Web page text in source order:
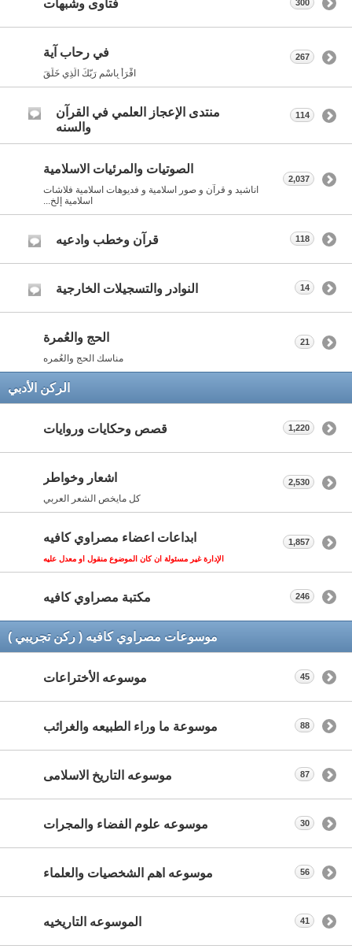
فتاوى وشبهات 300
في رحاب آية
اقْرَأْ بِاسْمِ رَبّكَ الّذِي خَلَقَ
267
منتدى الإعجاز العلمي في القرآن
والسنه
114
الصوتيات والمرئيات الاسلامية
اناشيد و قرآن و صور اسلامية و فديوهات اسلامية فلاشات
اسلامية إلخ...
2,037
قرآن وخطب وادعيه 118
النوادر والتسجيلات الخارجية 14
الحج والعُمرة
مناسك الحج والعُمره
21
الركن الأدبي
قصص وحكايات وروايات 1,220
اشعار وخواطر
كل مايخص الشعر العربي
2,530
ابداعات اعضاء مصراوي كافيه
الإدارة غير مسئولة ان كان الموضوع منقول او معدل عليه
1,857
مكتبة مصراوي كافيه 246
موسوعات مصراوي كافيه ( ركن تجريبي )
موسوعه الأختراعات 45
موسوعة ما وراء الطبيعه والغرائب 88
موسوعه التاريخ الاسلامى 87
موسوعه علوم الفضاء والمجرات 30
موسوعه اهم الشخصيات والعلماء 56
الموسوعه التاريخيه 41